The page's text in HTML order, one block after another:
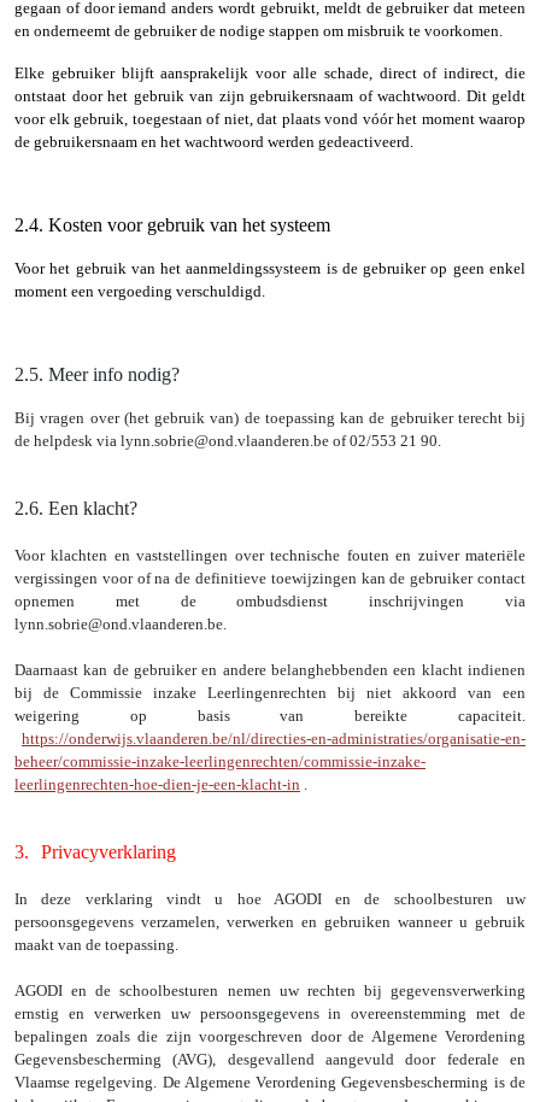
gegaan of door iemand anders wordt gebruikt, meldt de gebruiker dat meteen
en onderneemt de gebruiker de nodige stappen om misbruik te voorkomen.
Elke gebruiker blijft aansprakelijk voor alle schade, direct of indirect, die
ontstaat door het gebruik van zijn gebruikersnaam of wachtwoord. Dit geldt
voor elk gebruik, toegestaan of niet, dat plaats vond vóór het moment waarop
de gebruikersnaam en het wachtwoord werden gedeactiveerd.
2.4. Kosten voor gebruik van het systeem
Voor het gebruik van het aanmeldingssysteem is de gebruiker op geen enkel
moment een vergoeding verschuldigd.
2.5. Meer info nodig?
Bij vragen over (het gebruik van) de toepassing kan de gebruiker terecht bij
de helpdesk via lynn.sobrie@ond.vlaanderen.be of 02/553 21 90.
2.6. Een klacht?
Voor klachten en vaststellingen over technische fouten en zuiver materiële
vergissingen voor of na de definitieve toewijzingen kan de gebruiker contact
opnemen met de ombudsdienst inschrijvingen via
lynn.sobrie@ond.vlaanderen.be.
Daarnaast kan de gebruiker en andere belanghebbenden een klacht indienen
bij de Commissie inzake Leerlingenrechten bij niet akkoord van een
weigering op basis van bereikte capaciteit.
https://onderwijs.vlaanderen.be/nl/directies-en-administraties/organisatie-en-
beheer/commissie-inzake-leerlingenrechten/commissie-inzake-
leerlingenrechten-hoe-dien-je-een-klacht-in .
3. Privacyverklaring
In deze verklaring vindt u hoe AGODI en de schoolbesturen uw
persoonsgegevens verzamelen, verwerken en gebruiken wanneer u gebruik
maakt van de toepassing.
AGODI en de schoolbesturen nemen uw rechten bij gegevensverwerking
ernstig en verwerken uw persoonsgegevens in overeenstemming met de
bepalingen zoals die zijn voorgeschreven door de Algemene Verordening
Gegevensbescherming (AVG), desgevallend aangevuld door federale en
Vlaamse regelgeving. De Algemene Verordening Gegevensbescherming is de